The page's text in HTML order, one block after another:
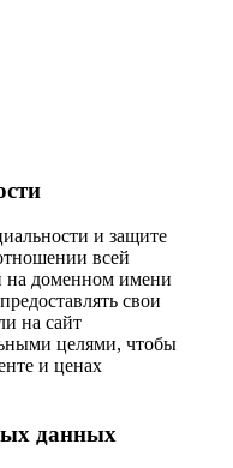
и защите
всей
на доменном имени
свои
на сайт
целями, чтобы
и ценах
данных